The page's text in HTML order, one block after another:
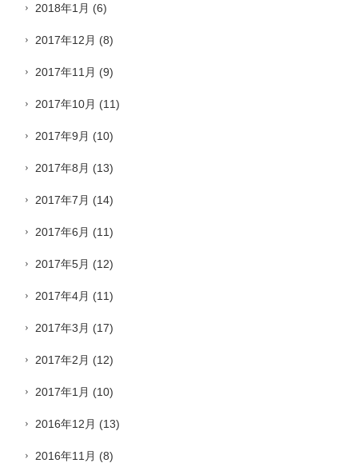
2018年1月 (6)
2017年12月 (8)
2017年11月 (9)
2017年10月 (11)
2017年9月 (10)
2017年8月 (13)
2017年7月 (14)
2017年6月 (11)
2017年5月 (12)
2017年4月 (11)
2017年3月 (17)
2017年2月 (12)
2017年1月 (10)
2016年12月 (13)
2016年11月 (8)